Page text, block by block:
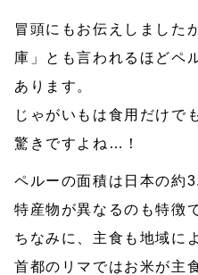
冒頭にもお伝えしました
庫」とも言われるほどペ
あります。
じゃがいもは食用だけで
驚きですよね…！
ペルーの面積は日本の約
特産物が異なるのも特徴
ちなみに、主食も地域に
首都のリマではお米が主